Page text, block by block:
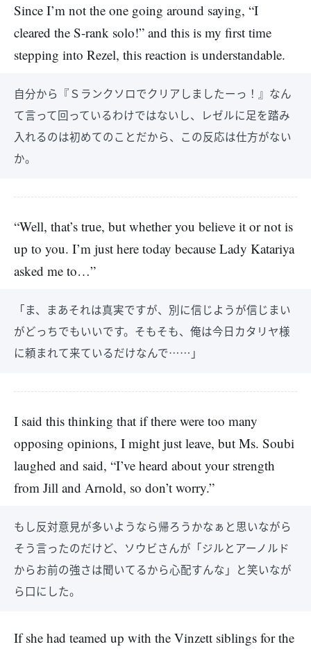
Since I’m not the one going around saying, “I
cleared the S-rank solo!” and this is my first time
stepping into Rezel, this reaction is understandable.
自分から『Ｓランクソロでクリアしましたーっ！』なん
て言って回っているわけではないし、レゼルに足を踏み
入れるのは初めてのことだから、この反応は仕方がない
か。
“Well, that’s true, but whether you believe it or not is
up to you. I’m just here today because Lady Katariya
asked me to…”
「ま、まあそれは真実ですが、別に信じようが信じまい
がどっちでもいいです。そもそも、俺は今日カタリヤ様
に頼まれて来ているだけなんで……」
I said this thinking that if there were too many
opposing opinions, I might just leave, but Ms. Soubi
laughed and said, “I’ve heard about your strength
from Jill and Arnold, so don’t worry.”
もし反対意見が多いようなら帰ろうかなぁと思いながら
そう言ったのだけど、ソウビさんが「ジルとアーノルド
からお前の強さは聞いてるから心配すんな」と笑いなが
ら口にした。
If she had teamed up with the Vinzett siblings for the